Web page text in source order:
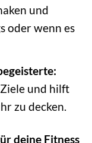
und
oder wenn es
und hilft
zu decken.
deine Fitness